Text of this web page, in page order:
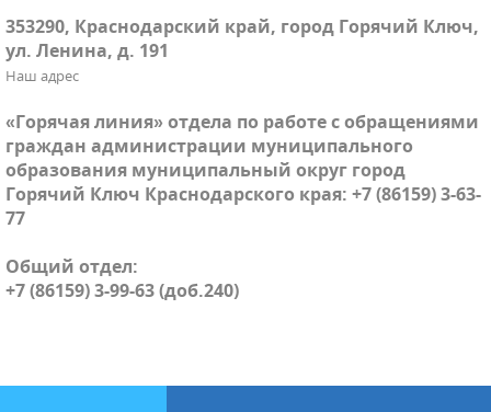
353290, Краснодарский край, город Горячий Ключ,
ул. Ленина, д. 191
Наш адрес
«Горячая линия» отдела по работе с обращениями
граждан администрации муниципального
образования муниципальный округ город
Горячий Ключ Краснодарского края: +7 (86159) 3-63-
77
Общий отдел:
+7 (86159) 3-99-63 (доб.240)